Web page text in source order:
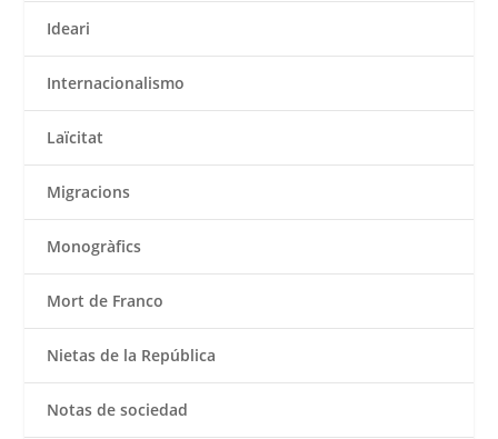
Ideari
Internacionalismo
Laïcitat
Migracions
Monogràfics
Mort de Franco
Nietas de la República
Notas de sociedad